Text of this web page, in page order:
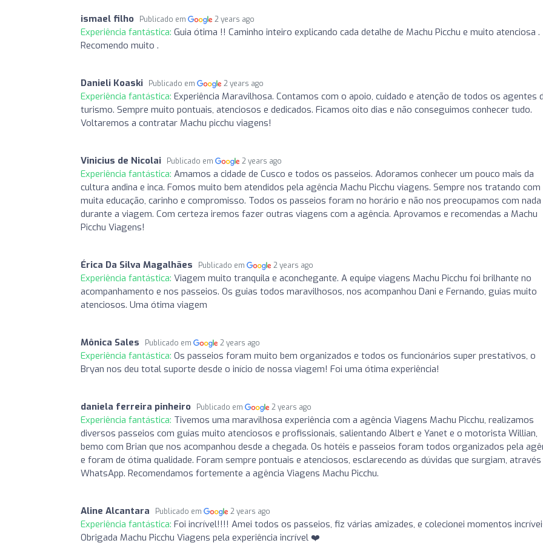
ismael filho Publicado em 2 years ago
Experiência fantástica: Guia ótima !! Caminho inteiro explicando cada detalhe de Machu Picchu e muito atenciosa .
Recomendo muito .
Danieli Koaski Publicado em 2 years ago
Experiência fantástica: Experiência Maravilhosa. Contamos com o apoio, cuidado e atenção de todos os agentes
turismo. Sempre muito pontuais, atenciosos e dedicados. Ficamos oito dias e não conseguimos conhecer tudo.
Voltaremos a contratar Machu picchu viagens!
Vinicius de Nicolai Publicado em 2 years ago
Experiência fantástica: Amamos a cidade de Cusco e todos os passeios. Adoramos conhecer um pouco mais da
cultura andina e inca. Fomos muito bem atendidos pela agência Machu Picchu viagens. Sempre nos tratando com
muita educação, carinho e compromisso. Todos os passeios foram no horário e não nos preocupamos com nada
durante a viagem. Com certeza iremos fazer outras viagens com a agência. Aprovamos e recomendas a Machu
Picchu Viagens!
Érica Da Silva Magalhães Publicado em 2 years ago
Experiência fantástica: Viagem muito tranquila e aconchegante. A equipe viagens Machu Picchu foi brilhante no
acompanhamento e nos passeios. Os guias todos maravilhosos, nos acompanhou Dani e Fernando, guias muito
atenciosos. Uma ótima viagem
Mônica Sales Publicado em 2 years ago
Experiência fantástica: Os passeios foram muito bem organizados e todos os funcionários super prestativos, o
Bryan nos deu total suporte desde o início de nossa viagem! Foi uma ótima experiência!
daniela ferreira pinheiro Publicado em 2 years ago
Experiência fantástica: Tivemos uma maravilhosa experiência com a agência Viagens Machu Picchu, realizamos
diversos passeios com guias muito atenciosos e profissionais, salientando Albert e Yanet e o motorista Willian,
bemo com Brian que nos acompanhou desde a chegada. Os hotéis e passeios foram todos organizados pela
e foram de ótima qualidade. Foram sempre pontuais e atenciosos, esclarecendo as dúvidas que surgiam,
WhatsApp. Recomendamos fortemente a agência Viagens Machu Picchu.
Aline Alcantara Publicado em 2 years ago
Experiência fantástica: Foi incrível!!!! Amei todos os passeios, fiz várias amizades, e colecionei momentos
Obrigada Machu Picchu Viagens pela experiência incrível ❤️